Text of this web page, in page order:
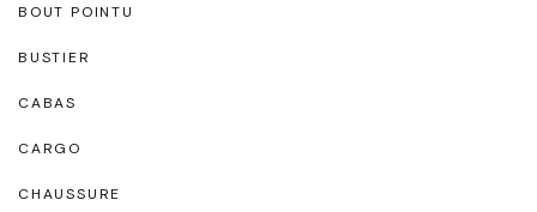
BOUT POINTU
BUSTIER
CABAS
CARGO
CHAUSSURE